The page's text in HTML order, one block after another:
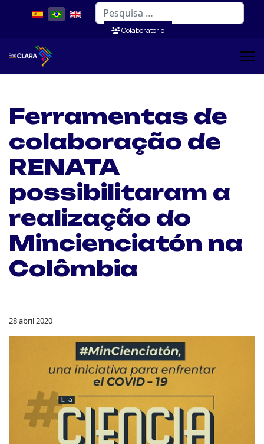
Pesquisar
Colaboratorio
Ferramentas de
colaboração de
RENATA
possibilitaram a
realização do
Mincienciatón na
Colômbia
28 abril 2020